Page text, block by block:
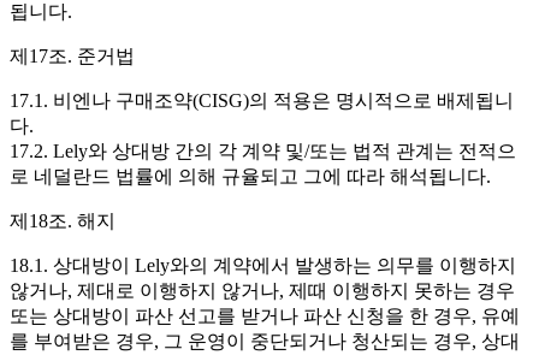
됩니다.
제17조. 준거법
17.1. 비엔나 구매조약(CISG)의 적용은 명시적으로 배제됩니
다.
17.2. Lely와 상대방 간의 각 계약 및/또는 법적 관계는 전적으
로 네덜란드 법률에 의해 규율되고 그에 따라 해석됩니다.
제18조. 해지
18.1. 상대방이 Lely와의 계약에서 발생하는 의무를 이행하지
않거나, 제대로 이행하지 않거나, 제때 이행하지 못하는 경우
또는 상대방이 파산 선고를 받거나 파산 신청을 한 경우, 유예
를 부여받은 경우, 그 운영이 중단되거나 청산되는 경우, 상대